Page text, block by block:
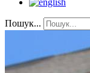
Пошук...